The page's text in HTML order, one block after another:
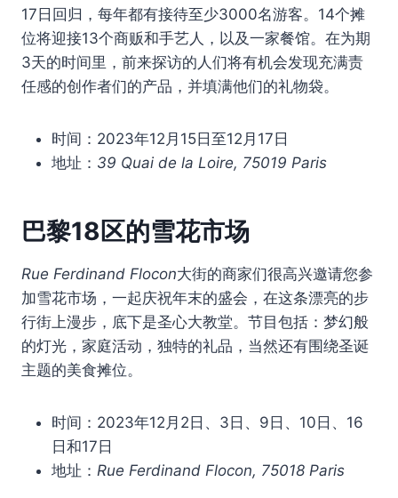
17日回归，每年都有接待至少3000名游客。14个摊
位将迎接13个商贩和手艺人，以及一家餐馆。在为期
3天的时间里，前来探访的人们将有机会发现充满责
任感的创作者们的产品，并填满他们的礼物袋。
时间：2023年12月15日至12月17日
地址： 39 Quai de la Loire, 75019 Paris
巴黎18区的雪花市场
Rue Ferdinand Flocon大街的商家们很高兴邀请您参
加雪花市场，一起庆祝年末的盛会，在这条漂亮的步
行街上漫步，底下是圣心大教堂。节目包括：梦幻般
的灯光，家庭活动，独特的礼品，当然还有围绕圣诞
主题的美食摊位。
时间：2023年12月2日、3日、9日、10日、16
日和17日
地址： Rue Ferdinand Flocon, 75018 Paris